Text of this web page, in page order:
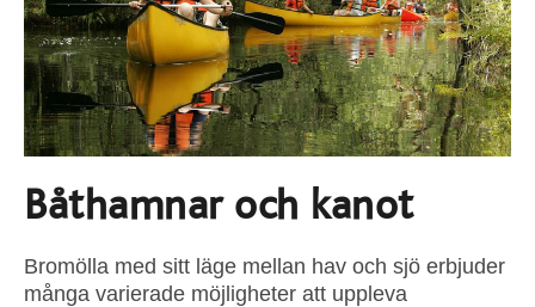
Båthamnar och kanot
Bromölla med sitt läge mellan hav och sjö erbjuder
många varierade möjligheter att uppleva